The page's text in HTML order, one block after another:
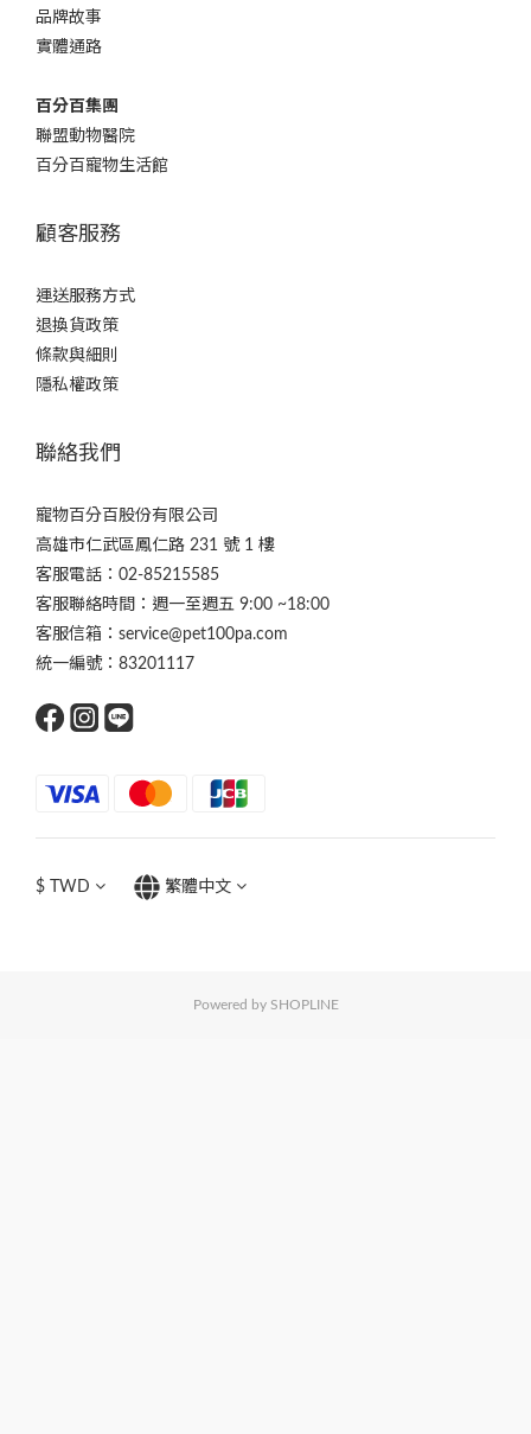
品牌故事
實體通路
百分百集團
聯盟動物醫院
百分百寵物生活館
顧客服務
運送服務方式
退換貨政策
條款與細則
隱私權政策
聯絡我們
寵物百分百股份有限公司
高雄市仁武區鳳仁路 231 號 1 樓
客服電話：02-85215585
客服聯絡時間：週一至週五 9:00 ~18:00
客服信箱：service@pet100pa.com
統一編號：83201117
$ TWD 繁體中文
Powered by SHOPLINE